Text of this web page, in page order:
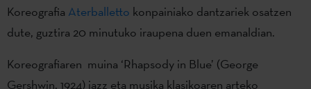
Koreografia Aterballetto konpainiako dantzariek osatzen
dute, guztira 20 minutuko iraupena duen emanaldian.
Koreografiaren muina ‘Rhapsody in Blue’ (George
Gershwin, 1924) jazz eta musika klasikoaren arteko